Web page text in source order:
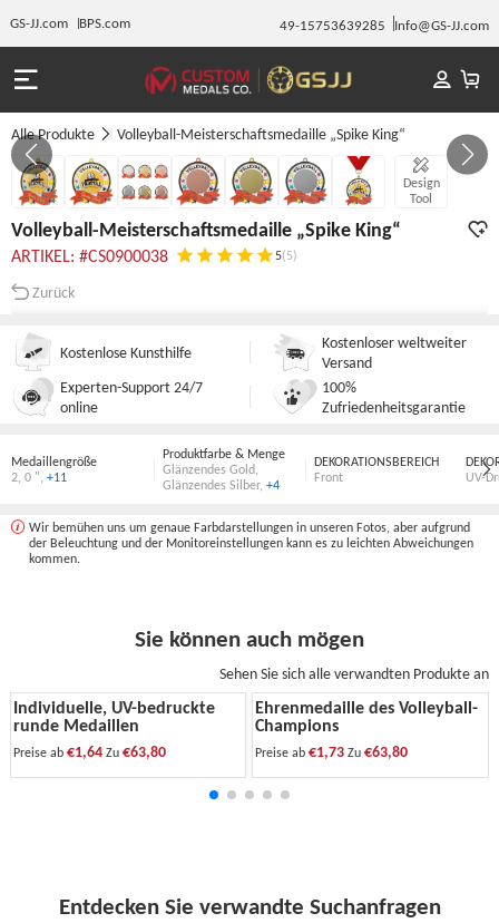
GS-JJ.com BPS.com 49-15753639285 Info@GS-JJ.com
Alle Produkte Volleyball-Meisterschaftsmedaille „Spike King“
Design
Tool
GALERIE 1/7
Volleyball-Meisterschaftsmedaille „Spike King“
ARTIKEL: #CS0900038 5(5)
Zurück
Kostenlose Kunsthilfe
Kostenloser weltweiter
Versand
Experten-Support 24/7
online
100%
Zufriedenheitsgarantie
Medaillengröße
2 0 " +11
Produktfarbe & Menge
Glänzendes Gold,
Glänzendes Silber, +4
DEKORATIONSBEREICH
Front
UV-
Wir bemühen uns um genaue Farbdarstellungen in unseren Fotos, aber aufgrund
der Beleuchtung und der Monitoreinstellungen kann es zu leichten Abweichungen
kommen.
Sie können auch mögen
Sehen Sie sich alle verwandten Produkte an
Individuelle, UV-bedruckte
runde Medaillen
Preise ab €1,64 Zu €63,80
Ehrenmedaille des Volleyball-
Champions
Preise ab€1,73Zu €63,80
Entdecken Sie verwandte Suchanfragen